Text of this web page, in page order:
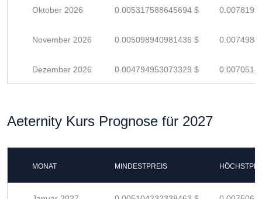
Oktober 2026 0.005317588645694 $
November 2026 0.005098940981436 $
Dezember 2026 0.004794953073329 $
Aeternity Kurs Prognose für 2027
MONAT MINDESTPREIS